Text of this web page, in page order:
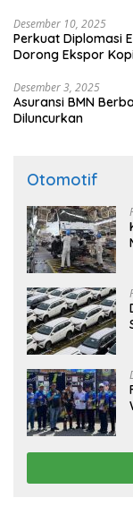
Desember 10, 2025
Perkuat Diplomasi
Dorong Ekspor
Desember 3, 2025
Asuransi BMN
Diluncurkan
Otomotif